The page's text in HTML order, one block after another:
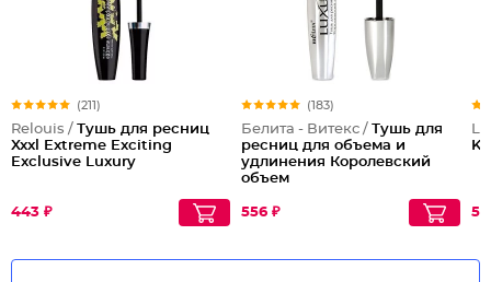
(211)
Relouis / Тушь для ресниц
Xxxl Extreme Exciting
Exclusive Luxury
443 ₽
(183)
Белита - Витекс / Тушь для
ресниц для объема и
удлинения Королевский
объем
556 ₽